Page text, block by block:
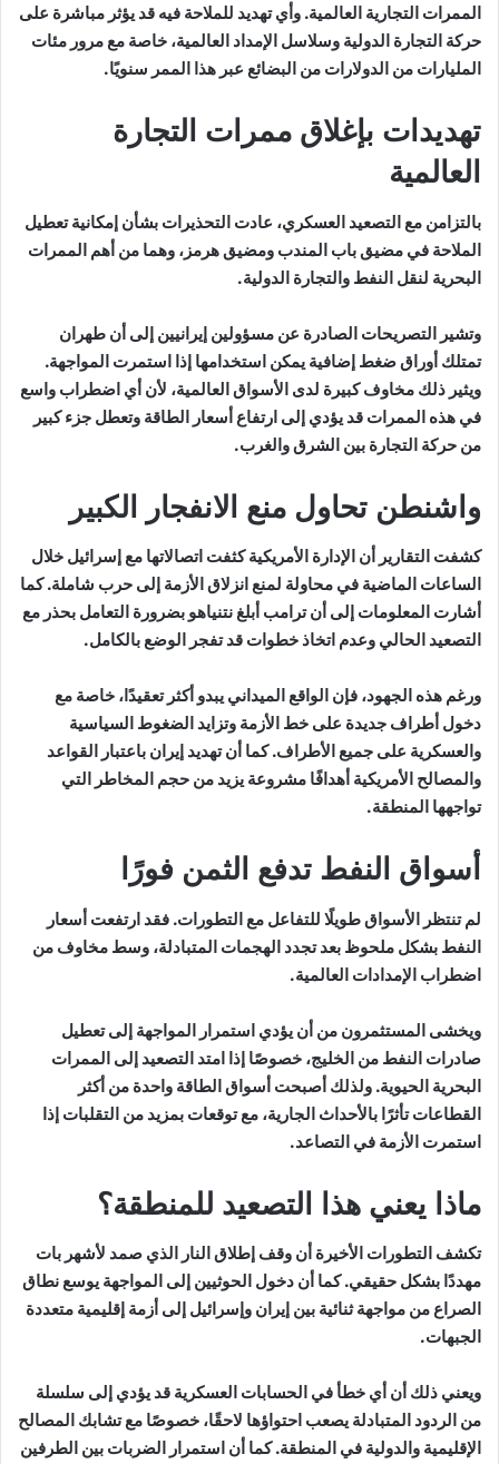
الممرات التجارية العالمية. وأي تهديد للملاحة فيه قد يؤثر مباشرة على
حركة التجارة الدولية وسلاسل الإمداد العالمية، خاصة مع مرور مئات
المليارات من الدولارات من البضائع عبر هذا الممر سنويًا.
تهديدات بإغلاق ممرات التجارة
العالمية
بالتزامن مع التصعيد العسكري، عادت التحذيرات بشأن إمكانية تعطيل
الملاحة في مضيق باب المندب ومضيق هرمز، وهما من أهم الممرات
البحرية لنقل النفط والتجارة الدولية.
وتشير التصريحات الصادرة عن مسؤولين إيرانيين إلى أن طهران
تمتلك أوراق ضغط إضافية يمكن استخدامها إذا استمرت المواجهة.
ويثير ذلك مخاوف كبيرة لدى الأسواق العالمية، لأن أي اضطراب واسع
في هذه الممرات قد يؤدي إلى ارتفاع أسعار الطاقة وتعطل جزء كبير
من حركة التجارة بين الشرق والغرب.
واشنطن تحاول منع الانفجار الكبير
كشفت التقارير أن الإدارة الأمريكية كثفت اتصالاتها مع إسرائيل خلال
الساعات الماضية في محاولة لمنع انزلاق الأزمة إلى حرب شاملة. كما
أشارت المعلومات إلى أن ترامب أبلغ نتنياهو بضرورة التعامل بحذر مع
التصعيد الحالي وعدم اتخاذ خطوات قد تفجر الوضع بالكامل.
ورغم هذه الجهود، فإن الواقع الميداني يبدو أكثر تعقيدًا، خاصة مع
دخول أطراف جديدة على خط الأزمة وتزايد الضغوط السياسية
والعسكرية على جميع الأطراف. كما أن تهديد إيران باعتبار القواعد
والمصالح الأمريكية أهدافًا مشروعة يزيد من حجم المخاطر التي
تواجهها المنطقة.
أسواق النفط تدفع الثمن فورًا
لم تنتظر الأسواق طويلًا للتفاعل مع التطورات. فقد ارتفعت أسعار
النفط بشكل ملحوظ بعد تجدد الهجمات المتبادلة، وسط مخاوف من
اضطراب الإمدادات العالمية.
ويخشى المستثمرون من أن يؤدي استمرار المواجهة إلى تعطيل
صادرات النفط من الخليج، خصوصًا إذا امتد التصعيد إلى الممرات
البحرية الحيوية. ولذلك أصبحت أسواق الطاقة واحدة من أكثر
القطاعات تأثرًا بالأحداث الجارية، مع توقعات بمزيد من التقلبات إذا
استمرت الأزمة في التصاعد.
ماذا يعني هذا التصعيد للمنطقة؟
تكشف التطورات الأخيرة أن وقف إطلاق النار الذي صمد لأشهر بات
مهددًا بشكل حقيقي. كما أن دخول الحوثيين إلى المواجهة يوسع نطاق
الصراع من مواجهة ثنائية بين إيران وإسرائيل إلى أزمة إقليمية متعددة
الجبهات.
ويعني ذلك أن أي خطأ في الحسابات العسكرية قد يؤدي إلى سلسلة
من الردود المتبادلة يصعب احتواؤها لاحقًا، خصوصًا مع تشابك المصالح
الإقليمية والدولية في المنطقة. كما أن استمرار الضربات بين الطرفين